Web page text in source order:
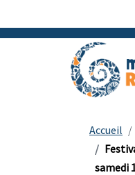
Accueil
samedi